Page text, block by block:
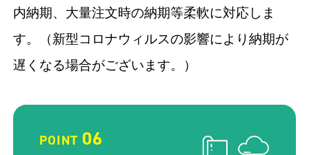
内納期、⼤量注⽂時の納期等柔軟に対応しま
す。（新型コロナウィルスの影響により納期が
遅くなる場合がございます。）
POINT 06